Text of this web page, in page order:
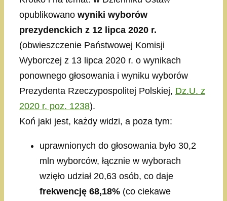
opublikowano wyniki wyborów
prezydenckich z 12 lipca 2020 r.
(obwieszczenie Państwowej Komisji
Wyborczej z 13 lipca 2020 r. o wynikach
ponownego głosowania i wyniku wyborów
Prezydenta Rzeczypospolitej Polskiej, Dz.U. z
2020 r. poz. 1238).
Koń jaki jest, każdy widzi, a poza tym:
uprawnionych do głosowania było 30,2
mln wyborców, łącznie w wyborach
wzięło udział 20,63 osób, co daje
frekwencję 68,18% (co ciekawe